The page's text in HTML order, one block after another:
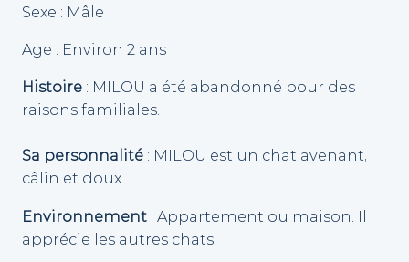
Sexe : Mâle
Age : Environ 2 ans
Histoire : MILOU a été abandonné pour des
raisons familiales.
Sa personnalité : MILOU est un chat avenant,
câlin et doux.
Environnement : Appartement ou maison. Il
apprécie les autres chats.